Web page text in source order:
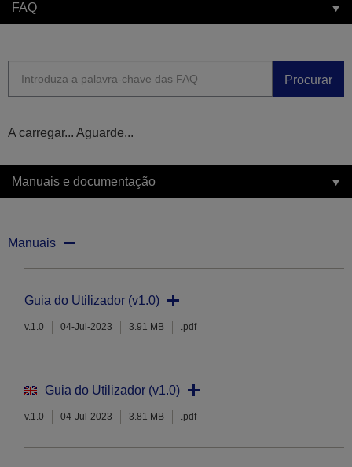
FAQ
Procurar
A carregar... Aguarde...
Manuais e documentação
Manuais
Guia do Utilizador (v1.0)
v.1.0 04-Jul-2023 3.91 MB .pdf
Guia do Utilizador (v1.0)
v.1.0 04-Jul-2023 3.81 MB .pdf